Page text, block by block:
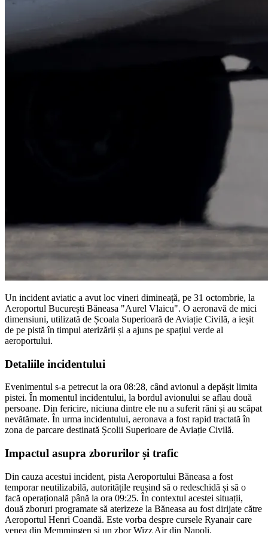
Un incident aviatic a avut loc vineri dimineață, pe 31 octombrie, la
Aeroportul București Băneasa "Aurel Vlaicu". O aeronavă de mici
dimensiuni, utilizată de Școala Superioară de Aviație Civilă, a ieșit
de pe pistă în timpul aterizării și a ajuns pe spațiul verde al
aeroportului.
Detaliile incidentului
Evenimentul s-a petrecut la ora 08:28, când avionul a depășit limita
pistei. În momentul incidentului, la bordul avionului se aflau două
persoane. Din fericire, niciuna dintre ele nu a suferit răni și au scăpat
nevătămate. În urma incidentului, aeronava a fost rapid tractată în
zona de parcare destinată Școlii Superioare de Aviație Civilă.
Impactul asupra zborurilor și trafic
Din cauza acestui incident, pista Aeroportului Băneasa a fost
temporar neutilizabilă, autoritățile reușind să o redeschidă și să o
facă operațională până la ora 09:25. În contextul acestei situații,
două zboruri programate să aterizeze la Băneasa au fost dirijate către
Aeroportul Henri Coandă. Este vorba despre cursele Ryanair care
venea din Memmingen și un zbor Wizz Air din Napoli.